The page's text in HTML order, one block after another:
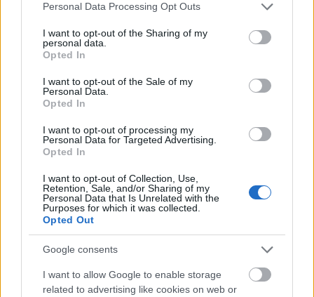
Please note that this website/app uses one or more Google
not limited to your visit or usage behaviour. You may click to
grant or deny consent to Google and its third-party tags to
use your data for below specified purposes in below Google
consent section.
Personal Data Processing Opt Outs
I want to opt-out of the Sharing of my
personal data.
Opted In
I want to opt-out of the Sale of my
Personal Data.
Opted In
I want to opt-out of processing my
Personal Data for Targeted Advertising.
Opted In
I want to opt-out of Collection, Use,
Retention, Sale, and/or Sharing of my
Personal Data that Is Unrelated with the
Purposes for which it was collected.
Opted Out
Google consents
I want to allow Google to enable storage
related to advertising like cookies on web or
vasúti kocsit bocsátott rendelkezésükre – ez szolgált
lakóhelyül is –, és tiszti ellátásban részesítette a
művészeket.